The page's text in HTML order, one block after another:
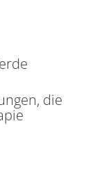
die